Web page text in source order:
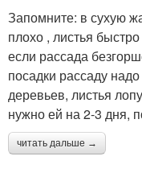
Запомните: в сухую
плохо , листья
если рассада
посадки рассаду
деревьев, листья
нужно ей на 2-3 дня,
читать дальше →